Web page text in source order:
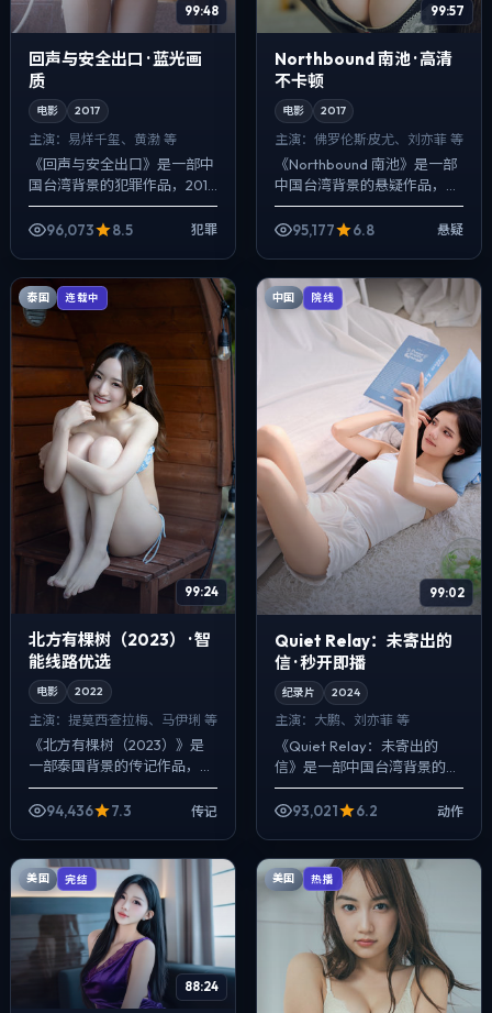
99:48
回声与安全出口 · 蓝光画
质
电影 2017
主演： 易烊千玺、黄渤 等
《回声与安全出口》是一部中
国台湾背景的犯罪作品，2017
年公映，由丹尼斯·维伦纽瓦执
导，易烊千玺、黄渤、咏梅等
96,073 8.5 犯罪
99:57
Northbound 南池 · 高清
不卡顿
电影 2017
主演： 佛罗伦斯·皮尤、刘亦菲 等
《Northbound 南池》是一部
中国台湾背景的悬疑作品，
2017年公映，由陈凯歌执导，
佛罗伦斯·皮尤、刘亦菲、河正
95,177 6.8 悬疑
泰国 连载中
99:24
北方有棵树（2023） · 智
能线路优选
电影 2022
主演： 提莫西·查拉梅、马伊琍 等
《北方有棵树（2023）》是
一部泰国背景的传记作品，
2022年公映，由丹尼斯·维伦
纽瓦执导，提莫西·查拉梅、马
94,436 7.3 传记
中国 院线
99:02
Quiet Relay：未寄出的
信 · 秒开即播
纪录片 2024
主演： 大鹏、刘亦菲 等
《Quiet Relay：未寄出的
信》是一部中国台湾背景的动
作作品，2024年公映，由陈
凯歌执导，大鹏、刘亦菲、汤
93,021 6.2 动作
美国 完结
88:24
美国 热播